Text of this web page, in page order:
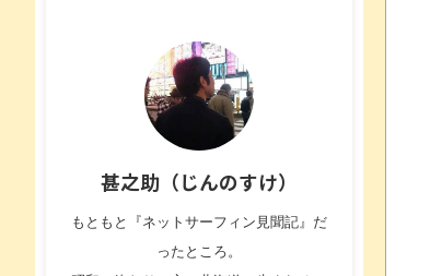
甚之助（じんのすけ）
もともと『ネットサーフィン見聞記』だ
ったところ。